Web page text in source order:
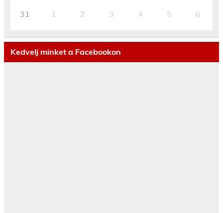
31 1 2 3 4 5 6
Kedvelj minket a Facebookon